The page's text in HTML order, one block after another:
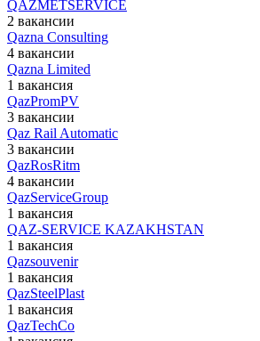
QAZMETSERVICE
2 вакансии
Qazna Consulting
4 вакансии
Qazna Limited
1 вакансия
QazPromPV
3 вакансии
Qaz Rail Automatic
3 вакансии
QazRosRitm
4 вакансии
QazServiceGroup
1 вакансия
QAZ-SERVICE KAZAKHSTAN
1 вакансия
Qazsouvenir
1 вакансия
QazSteelPlast
1 вакансия
QazTechCo